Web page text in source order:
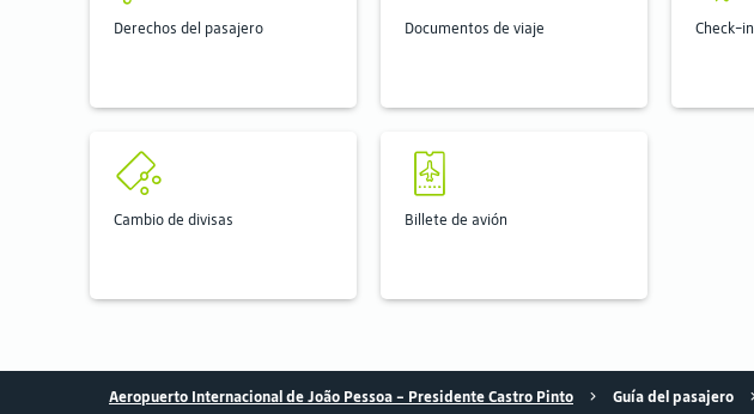
Derechos del pasajero Documentos de viaje Check-in
Cambio de divisas Billete de avión
Aeropuerto Internacional de João Pessoa - Presidente Castro Pinto Guía del pasajero